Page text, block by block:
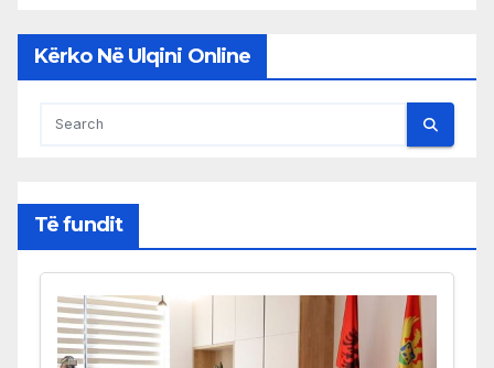
Kërko Në Ulqini Online
Të fundit